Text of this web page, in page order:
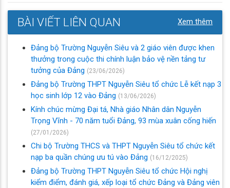
BÀI VIẾT LIÊN QUAN Xem thêm
Đảng bộ Trường Nguyễn Siêu và 2 giáo viên được khen
thưởng trong cuộc thi chính luận bảo vệ nền tảng tư
tưởng của Đảng (23/06/2026)
Đảng bộ Trường THPT Nguyễn Siêu tổ chức Lễ kết nạp 3
học sinh lớp 12 vào Đảng (13/06/2026)
Kính chúc mừng Đại tá, Nhà giáo Nhân dân Nguyễn
Trọng Vĩnh - 70 năm tuổi Đảng, 93 mùa xuân cống hiến
(27/01/2026)
Chi bộ Trường THCS và THPT Nguyễn Siêu tổ chức kết
nạp ba quần chúng ưu tú vào Đảng (16/12/2025)
Đảng bộ Trường THPT Nguyễn Siêu tổ chức Hội nghị
kiểm điểm, đánh giá, xếp loại tổ chức Đảng và Đảng viên